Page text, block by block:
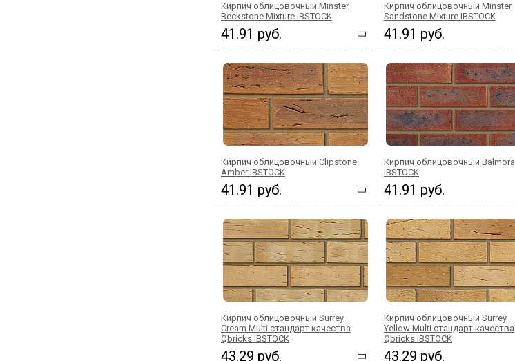
Кирпич облицовочный Minster
Beckstone Mixture IBSTOCK
41.91 руб.
Кирпич облицовочный Minster
Sandstone Mixture IBSTOCK
41.91 руб.
Кирпич облицовочный Clipstone
Amber IBSTOCK
41.91 руб.
Кирпич облицовочный Balmoral
IBSTOCK
41.91 руб.
Кирпич облицовочный Surrey
Cream Multi стандарт качества
Qbricks IBSTOCK
43.29 руб.
Кирпич облицовочный Surrey
Yellow Multi стандарт качества
Qbricks IBSTOCK
43.29 руб.